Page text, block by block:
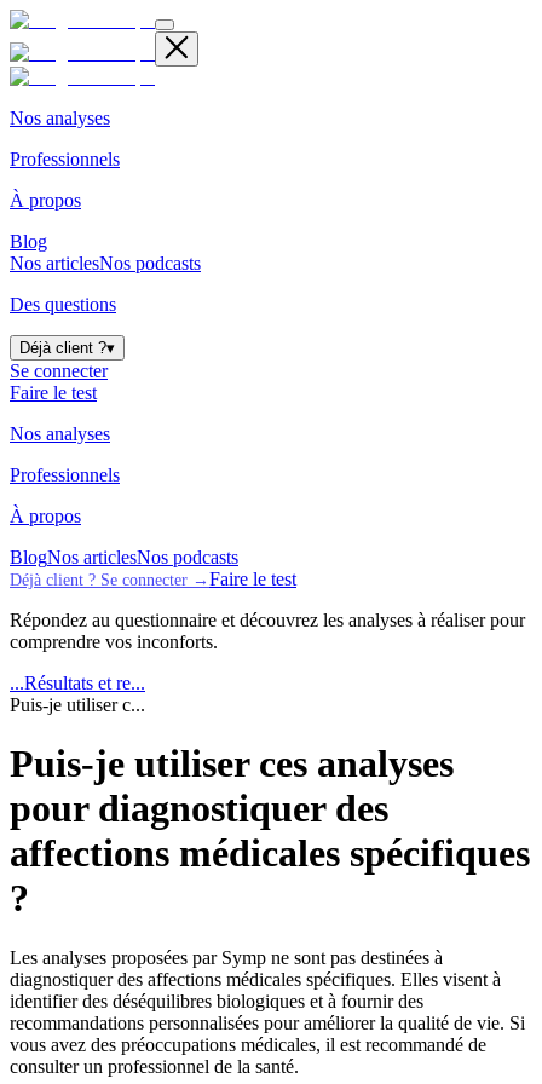
Nos analyses
Professionnels
À propos
Blog
Nos articlesNos podcasts
Des questions
Déjà client ?▾
Se connecter
Faire le test
Nos analyses
Professionnels
À propos
BlogNos articlesNos podcasts
Déjà client ? Se connecter → Faire le test
Répondez au questionnaire et découvrez les analyses à réaliser pour
comprendre vos inconforts.
...Résultats et re...
Puis-je utiliser c...
Puis-je utiliser ces analyses
pour diagnostiquer des
affections médicales spécifiques
?
Les analyses proposées par Symp ne sont pas destinées à
diagnostiquer des affections médicales spécifiques. Elles visent à
identifier des déséquilibres biologiques et à fournir des
recommandations personnalisées pour améliorer la qualité de vie. Si
vous avez des préoccupations médicales, il est recommandé de
consulter un professionnel de la santé.